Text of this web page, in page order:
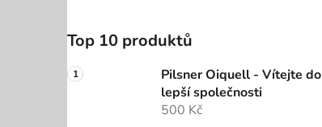
Top 10 produktů
Pilsner Oiquell - Vítejte do
lepší společnosti
500 Kč